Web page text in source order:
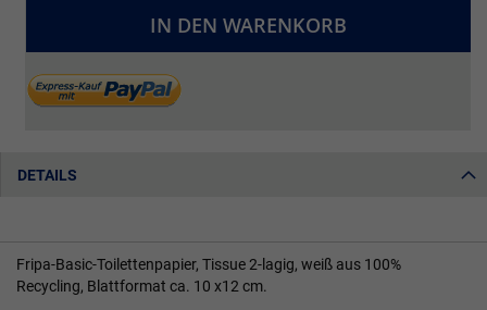
IN DEN WARENKORB
DETAILS
Fripa-Basic-Toilettenpapier, Tissue 2-lagig, weiß aus 100%
Recycling, Blattformat ca. 10 x12 cm.